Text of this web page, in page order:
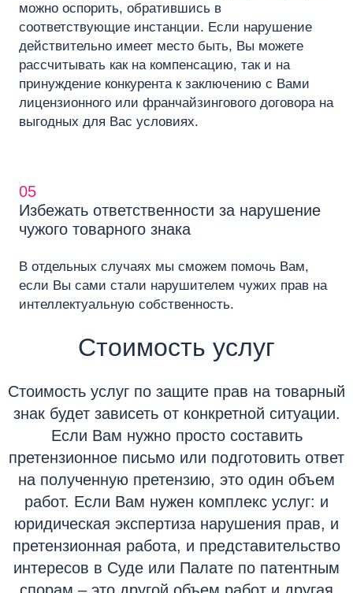
можно оспорить, обратившись в
соответствующие инстанции. Если нарушение
действительно имеет место быть, Вы можете
рассчитывать как на компенсацию, так и на
принуждение конкурента к заключению с Вами
лицензионного или франчайзингового договора на
выгодных для Вас условиях.
05
Избежать ответственности за нарушение
чужого товарного знака
В отдельных случаях мы сможем помочь Вам,
если Вы сами стали нарушителем чужих прав на
интеллектуальную собственность.
Стоимость услуг
Стоимость услуг по защите прав на товарный
знак будет зависеть от конкретной ситуации.
Если Вам нужно просто составить
претензионное письмо или подготовить ответ
на полученную претензию, это один объем
работ. Если Вам нужен комплекс услуг: и
юридическая экспертиза нарушения прав, и
претензионная работа, и представительство
интересов в Суде или Палате по патентным